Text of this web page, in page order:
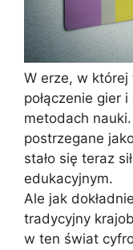
W erze, w
połączenie gier
metodach
postrzegane
stało się teraz
edukacyjnym.
Ale jak
tradycyjny
w ten świat